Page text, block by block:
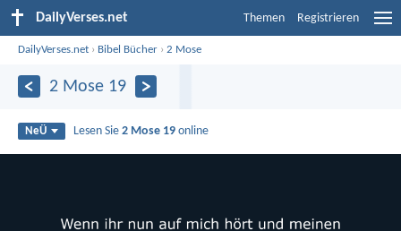
DailyVerses.net Themen Registrieren
DailyVerses.net › Bibel Bücher ›2 Mose
2 Mose 19
NeÜ Lesen Sie2 Mose 19 online